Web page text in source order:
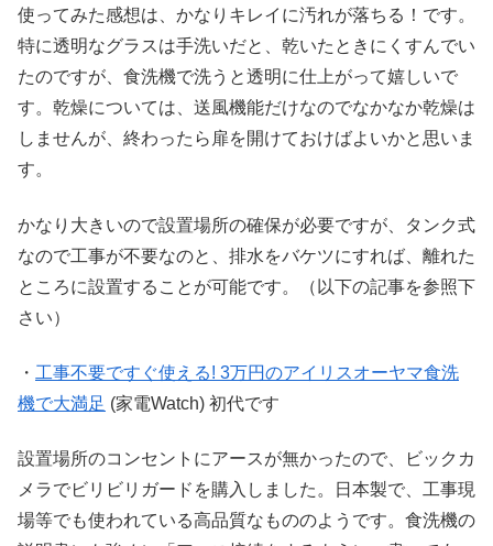
使ってみた感想は、かなりキレイに汚れが落ちる！です。
特に透明なグラスは手洗いだと、乾いたときにくすんでい
たのですが、食洗機で洗うと透明に仕上がって嬉しいで
す。乾燥については、送風機能だけなのでなかなか乾燥は
しませんが、終わったら扉を開けておけばよいかと思いま
す。
かなり大きいので設置場所の確保が必要ですが、タンク式
なので工事が不要なのと、排水をバケツにすれば、離れた
ところに設置することが可能です。（以下の記事を参照下
さい）
・ 工事不要ですぐ使える! 3万円のアイリスオーヤマ食洗
機で大満足 (家電Watch) 初代です
設置場所のコンセントにアースが無かったので、ビックカ
メラでビリビリガードを購入しました。日本製で、工事現
場等でも使われている高品質なもののようです。食洗機の